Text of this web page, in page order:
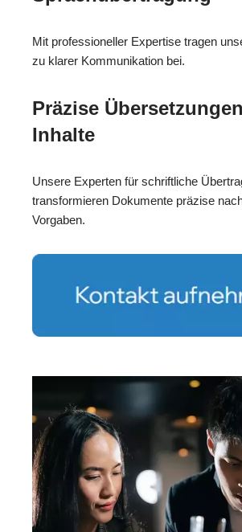
Mit professioneller Expertise tragen
zu klarer Kommunikation bei.
Präzise
Inhalte
Unsere Experten für schriftliche
transformieren Dokumente präzise
Vorgaben.